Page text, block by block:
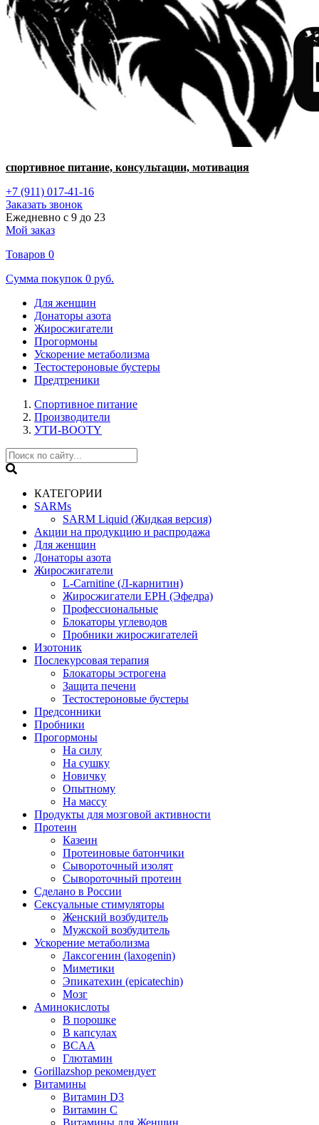
спортивное питание, консультации, мотивация
+7 (911) 017-41-16
Заказать звонок
Ежедневно с 9 до 23
Мой заказ
Товаров 0
Сумма покупок 0 руб.
Для женщин
Донаторы азота
Жиросжигатели
Прогормоны
Ускорение метаболизма
Тестостероновые бустеры
Предтреники
Спортивное питание
Производители
УТИ-BOOTY
КАТЕГОРИИ
SARMs
SARM Liquid (Жидкая версия)
Акции на продукцию и распродажа
Для женщин
Донаторы азота
Жиросжигатели
L-Carnitine (Л-карнитин)
Жиросжигатели EPH (Эфедра)
Профессиональные
Блокаторы углеводов
Пробники жиросжигателей
Изотоник
Послекурсовая терапия
Блокаторы эстрогена
Защита печени
Тестостероновые бустеры
Предсонники
Пробники
Прогормоны
На силу
На сушку
Новичку
Опытному
На массу
Продукты для мозговой активности
Протеин
Казеин
Протеиновые батончики
Сывороточный изолят
Сывороточный протеин
Сделано в России
Сексуальные стимуляторы
Женский возбудитель
Мужской возбудитель
Ускорение метаболизма
Лаксогенин (laxogenin)
Миметики
Эпикатехин (epicatechin)
Мозг
Аминокислоты
В порошке
В капсулах
BCAA
Глютамин
Gorillazshop рекомендует
Витамины
Витамин D3
Витамин С
Витамины для Женщин